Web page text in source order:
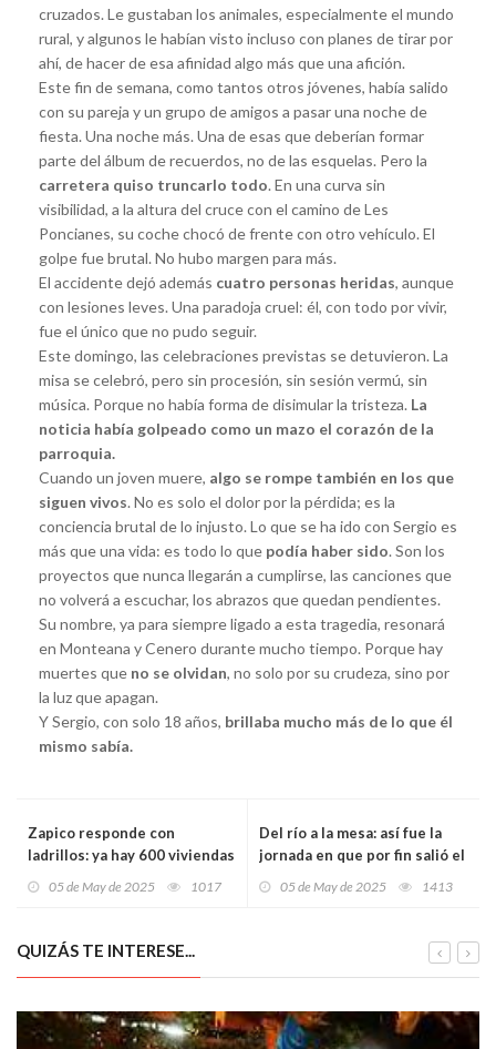
cruzados. Le gustaban los animales, especialmente el mundo
rural, y algunos le habían visto incluso con planes de tirar por
ahí, de hacer de esa afinidad algo más que una afición.
Este fin de semana, como tantos otros jóvenes, había salido
con su pareja y un grupo de amigos a pasar una noche de
fiesta. Una noche más. Una de esas que deberían formar
parte del álbum de recuerdos, no de las esquelas. Pero la
carretera quiso truncarlo todo. En una curva sin
visibilidad, a la altura del cruce con el camino de Les
Poncianes, su coche chocó de frente con otro vehículo. El
golpe fue brutal. No hubo margen para más.
El accidente dejó además cuatro personas heridas, aunque
con lesiones leves. Una paradoja cruel: él, con todo por vivir,
fue el único que no pudo seguir.
Este domingo, las celebraciones previstas se detuvieron. La
misa se celebró, pero sin procesión, sin sesión vermú, sin
música. Porque no había forma de disimular la tristeza. La
noticia había golpeado como un mazo el corazón de la
parroquia.
Cuando un joven muere, algo se rompe también en los que
siguen vivos. No es solo el dolor por la pérdida; es la
conciencia brutal de lo injusto. Lo que se ha ido con Sergio es
más que una vida: es todo lo que podía haber sido. Son los
proyectos que nunca llegarán a cumplirse, las canciones que
no volverá a escuchar, los abrazos que quedan pendientes.
Su nombre, ya para siempre ligado a esta tragedia, resonará
en Monteana y Cenero durante mucho tiempo. Porque hay
muertes que no se olvidan, no solo por su crudeza, sino por
la luz que apagan.
Y Sergio, con solo 18 años, brillaba mucho más de lo que él
mismo sabía.
Zapico responde con
ladrillos: ya hay 600 viviendas
para licitar este año
05 de May de 2025 1017
Del río a la mesa: así fue la
jornada en que por fin salió el
05 de May de 2025 1413
QUIZÁS TE INTERESE...